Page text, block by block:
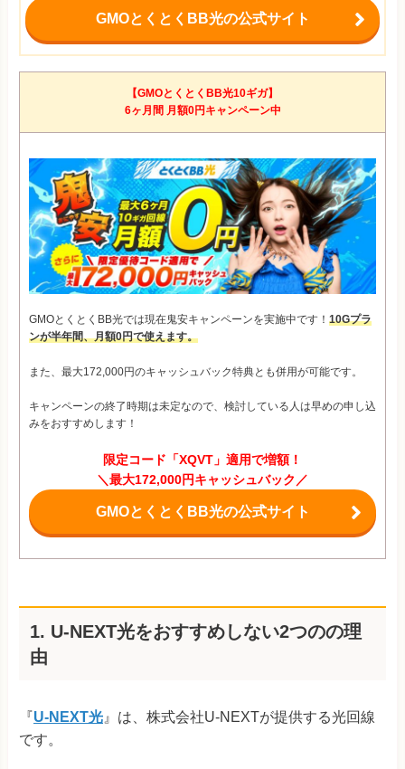
GMOとくとくBB光の公式サイト
【GMOとくとくBB光10ギガ】
6ヶ月間 月額0円キャンペーン中
GMOとくとくBB光では現在鬼安キャンペーンを実施中です！ 10Gプラ
ンが半年間、月額0円で使えます。
また、最大172,000円のキャッシュバック特典とも併用が可能です。
キャンペーンの終了時期は未定なので、検討している人は早めの申し込
みをおすすめします！
限定コード「XQVT」適用で増額！
＼最大172,000円キャッシュバック／
GMOとくとくBB光の公式サイト
1. U-NEXT光をおすすめしない2つのの理
由
『 U-NEXT光』は、株式会社U-NEXTが提供する光回線
です。